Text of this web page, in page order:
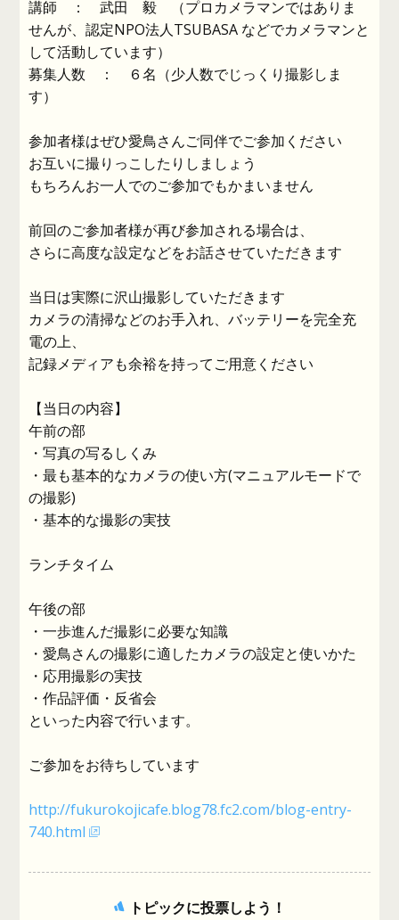
講師 ： 武田 毅 （プロカメラマンではありま
せんが、認定NPO法人TSUBASA などでカメラマンと
して活動しています）
募集人数 ： ６名（少人数でじっくり撮影しま
す）
参加者様はぜひ愛鳥さんご同伴でご参加ください
お互いに撮りっこしたりしましょう
もちろんお一人でのご参加でもかまいません
前回のご参加者様が再び参加される場合は、
さらに高度な設定などをお話させていただきます
当日は実際に沢山撮影していただきます
カメラの清掃などのお手入れ、バッテリーを完全充
電の上、
記録メディアも余裕を持ってご用意ください
【当日の内容】
午前の部
・写真の写るしくみ
・最も基本的なカメラの使い方(マニュアルモードで
の撮影)
・基本的な撮影の実技
ランチタイム
午後の部
・一歩進んだ撮影に必要な知識
・愛鳥さんの撮影に適したカメラの設定と使いかた
・応用撮影の実技
・作品評価・反省会
といった内容で行います。
ご参加をお待ちしています
http://fukurokojicafe.blog78.fc2.com/blog-entry-
740.html
トピックに投票しよう！